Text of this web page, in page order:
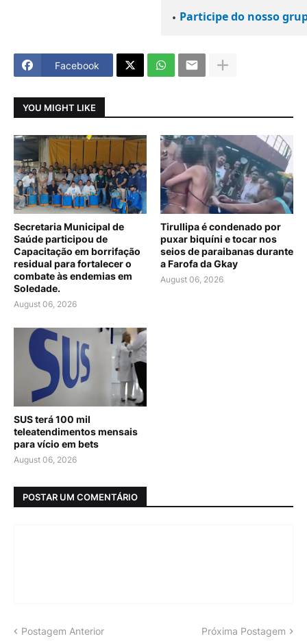
Participe do nosso
Facebook
YOU MIGHT LIKE
Secretaria Municipal de
Saúde participou de
Capacitação em borrifação
residual para fortalecer o
combate às endemias em
Soledade.
August 06, 2026
Tirullipa é condenado por
puxar biquíni e tocar nos
seios de paraibanas durante
a Farofa da Gkay
August 06, 2026
SUS terá 100 mil
teleatendimentos mensais
para vício em bets
August 06, 2026
POSTAR UM COMENTÁRIO
Postagem Anterior Próxima Postagem